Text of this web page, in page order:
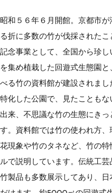
昭和５６年６月開館。京都市
る折に多数の竹が伐採された
記念事業として、全国から珍し
を集め植栽した回遊式生態園
べる竹の資料館が建設されま
特化した公園で、見たことも
出来、不思議な竹の生態にき
す。資料館では竹の使われ方
花現象や竹のタネなど、竹の
ルで説明しています。伝統工
竹製品も多数展示してあり、